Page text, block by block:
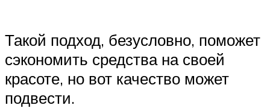
Такой подход, безусловно, поможет
сэкономить средства на своей
красоте, но вот качество может
подвести.